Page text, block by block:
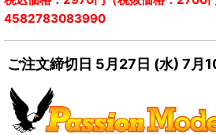
4582783083990
ご注文締切日 5月27日 (水) 7月